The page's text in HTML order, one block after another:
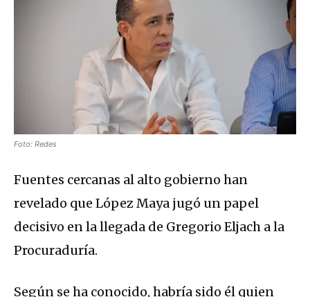
Foto: Redes
Fuentes cercanas al alto gobierno han
revelado que López Maya jugó un papel
decisivo en la llegada de Gregorio Eljach a la
Procuraduría.
Según se ha conocido, habría sido él quien